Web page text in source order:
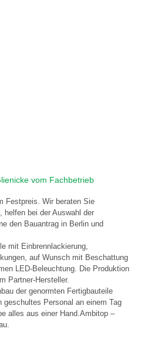
vom Fachbetrieb
Festpreis. Wir beraten Sie
helfen bei der Auswahl der
den Bauantrag in Berlin und
mit Einbrennlackierung,
auf Wunsch mit Beschattung
LED-Beleuchtung. Die Produktion
Partner-Hersteller.
der genormten Fertigbauteile
geschultes Personal an einem Tag
alles aus einer Hand.Ambitop –